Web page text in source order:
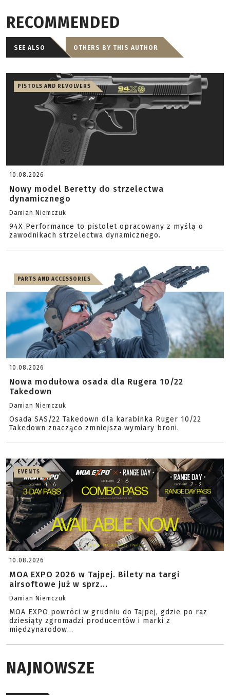
RECOMMENDED
SEE ALSO OTHERS BY THIS AUTHOR
PISTOLS AND REVOLVERS
10.08.2026
Nowy model Beretty do strzelectwa
dynamicznego
Damian Niemczuk
94X Performance to pistolet opracowany z myślą o
zawodnikach strzelectwa dynamicznego.
PARTS AND ACCESSORIES
10.08.2026
Nowa modułowa osada dla Rugera 10/22
Takedown
Damian Niemczuk
Osada SAS/22 Takedown dla karabinka Ruger 10/22
Takedown znacząco zmniejsza wymiary broni.
EVENTS
10.08.2026
MOA EXPO 2026 w Tajpej. Bilety na targi
airsoftowe już w sprz...
Damian Niemczuk
MOA EXPO powróci w grudniu do Tajpej, gdzie po raz
dziesiąty zgromadzi producentów i marki z
międzynarodow...
NAJNOWSZE